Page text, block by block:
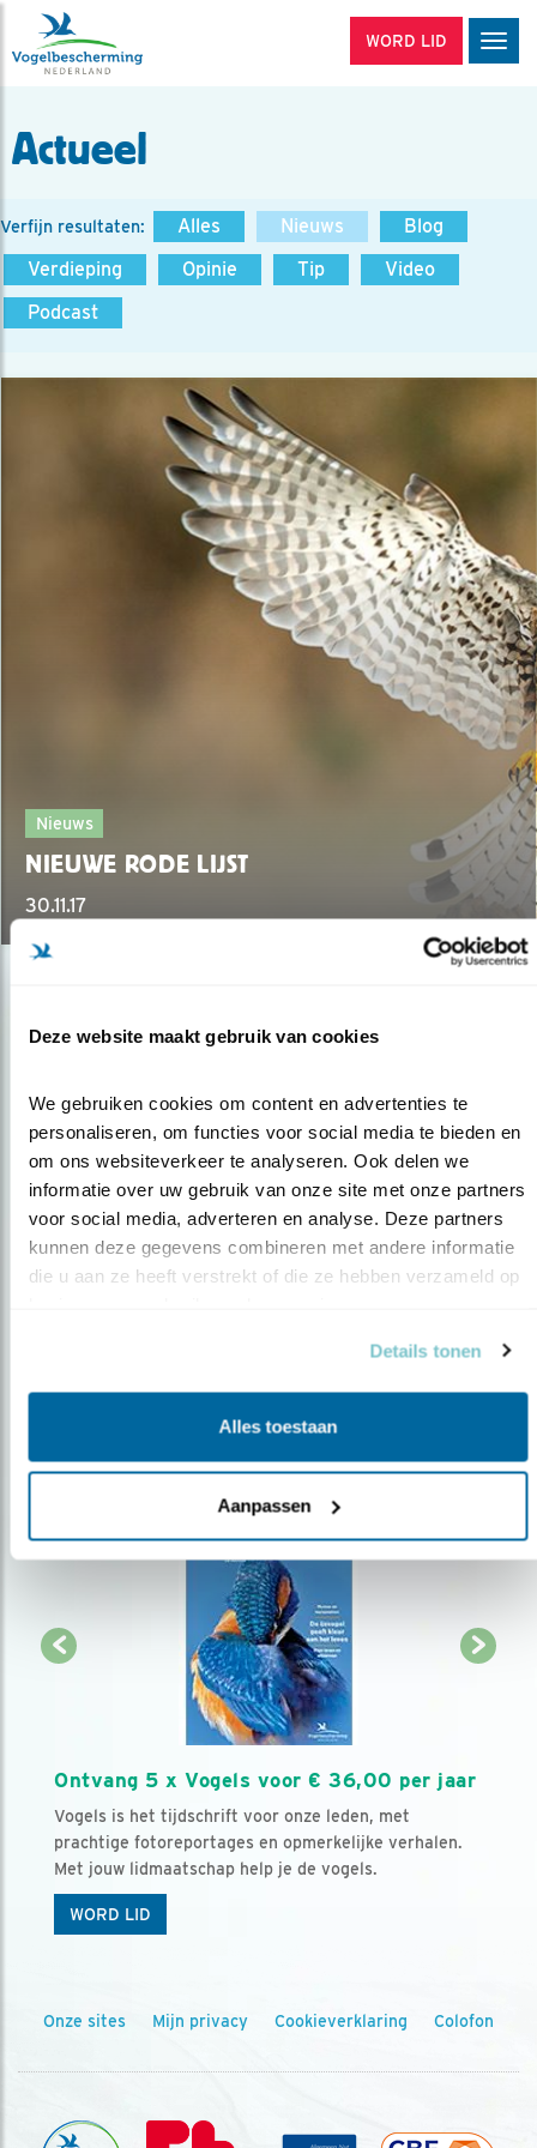
Deze website maakt gebruik van cookies
We gebruiken cookies om content en advertenties te
personaliseren, om functies voor social media te bieden en
om ons websiteverkeer te analyseren. Ook delen we
informatie over uw gebruik van onze site met onze partners
voor social media, adverteren en analyse. Deze partners
kunnen deze gegevens combineren met andere informatie
die u aan ze heeft verstrekt of die ze hebben verzameld op
Details tonen
Alles toestaan
Aanpassen
WORD LID
Actueel
Verfijn resultaten: Alles Nieuws
Blog
Verdieping
Opinie Tip
Video
Podcast
Nieuws
NIEUWE RODE LIJST
30.11.17
Op de hoogte blijven?
Meld je aan en ontvang nieuws, inspiratie, acties en tips
over vogels en activiteiten van Vogelbescherming.
Ontvang 5 x Vogels voor € 36,00 per jaar
Vogels is het tijdschrift voor onze leden, met
prachtige fotoreportages en opmerkelijke verhalen.
Met jouw lidmaatschap help je de vogels.
WORD LID
Onze sites Mijn privacy Cookieverklaring Colofon